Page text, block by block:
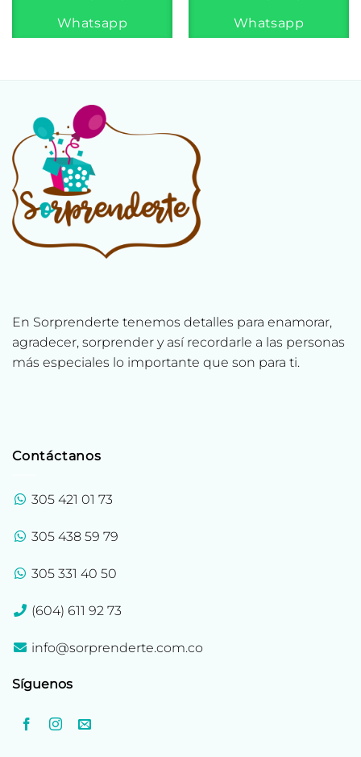
Whatsapp
Whatsapp
En Sorprenderte tenemos detalles para enamorar,
agradecer, sorprender y así recordarle a las personas
más especiales lo importante que son para ti.
Contáctanos
305 421 01 73
305 438 59 79
305 331 40 50
(604) 611 92 73
info@sorprenderte.com.co
Síguenos